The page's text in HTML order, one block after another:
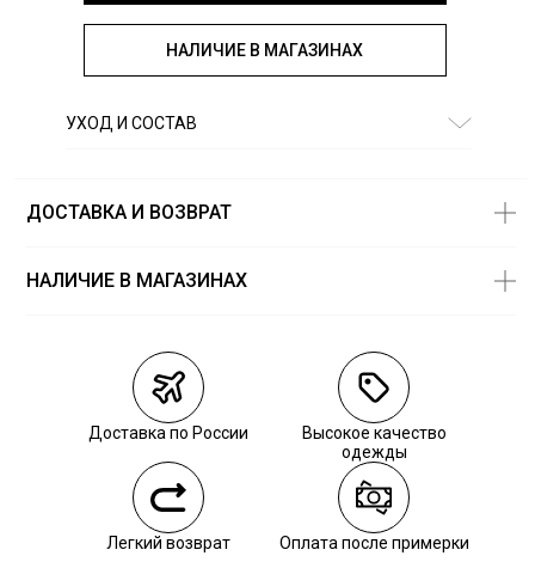
НАЛИЧИЕ В МАГАЗИНАХ
УХОД И СОСТАВ
ДОСТАВКА И ВОЗВРАТ
Курьерская доставка СДЭК
Самовывоз из пункта выдачи СДЭК
Самовывоз из наших магазинов
Курьерская доставка СДЭК
Самовывоз из пункта выдачи СДЭК
НАЛИЧИЕ В МАГАЗИНАХ
Доставка по России
Высокое качество
одежды
Легкий возврат Оплата после примерки